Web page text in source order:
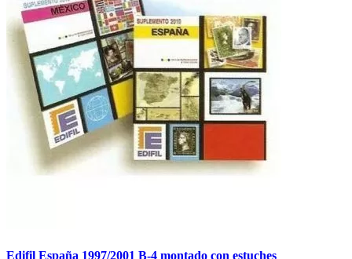
Edifil España 1997/2001 B-4 montado con estuches